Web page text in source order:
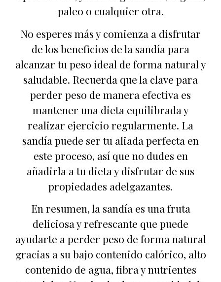
paleo o cualquier otra.
No esperes más y comienza a disfrutar
de los beneficios de la sandía para
alcanzar tu peso ideal de forma natural y
saludable. Recuerda que la clave para
perder peso de manera efectiva es
mantener una dieta equilibrada y
realizar ejercicio regularmente. La
sandía puede ser tu aliada perfecta en
este proceso, así que no dudes en
añadirla a tu dieta y disfrutar de sus
propiedades adelgazantes.
En resumen, la sandía es una fruta
deliciosa y refrescante que puede
ayudarte a perder peso de forma natural
gracias a su bajo contenido calórico, alto
contenido de agua, fibra y nutrientes